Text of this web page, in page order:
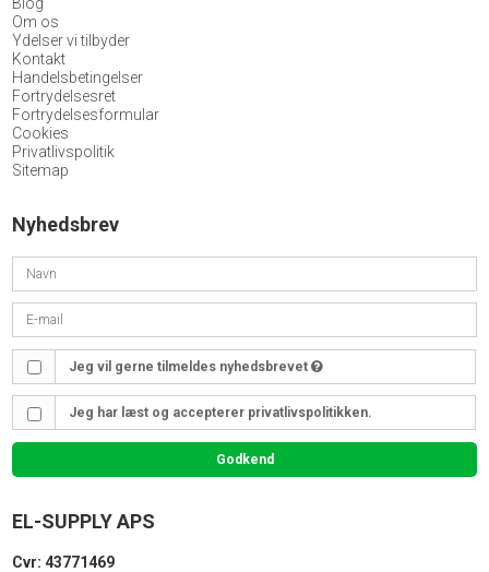
Om os
Ydelser vi tilbyder
Kontakt
Handelsbetingelser
Fortrydelsesret
Fortrydelsesformular
Cookies
Privatlivspolitik
Sitemap
Nyhedsbrev
Jeg vil gerne tilmeldes nyhedsbrevet
Jeg har læst og accepterer privatlivspolitikken.
Godkend
EL-SUPPLY APS
Cvr: 43771469